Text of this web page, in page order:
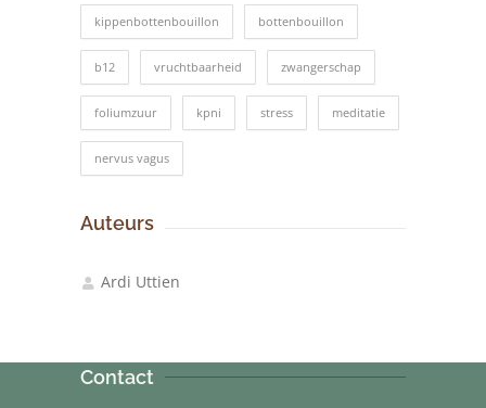
kippenbottenbouillon bottenbouillon
b12 vruchtbaarheid zwangerschap
foliumzuur kpni stress meditatie
nervus vagus
Auteurs
Ardi Uttien
Contact